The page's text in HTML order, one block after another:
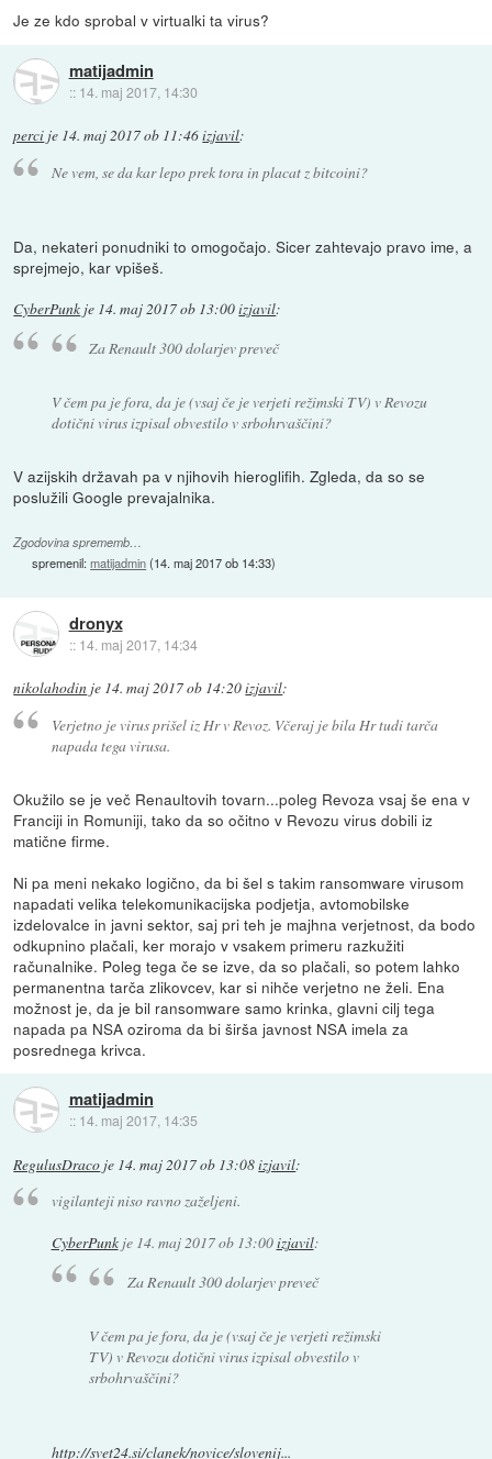
Je ze kdo sprobal v virtualki ta virus?
matijadmin
:: 14. maj 2017, 14:30
perci je 14. maj 2017 ob 11:46izjavil:
Ne vem, se da kar lepo prek tora in placat z bitcoini?
Da, nekateri ponudniki to omogočajo. Sicer zahtevajo pravo ime, a
sprejmejo, kar vpišeš.
CyberPunk je 14. maj 2017 ob 13:00izjavil:
Za Renault 300 dolarjev preveč
V čem pa je fora, da je (vsaj če je verjeti režimski TV) v Revozu
dotični virus izpisal obvestilo v srbohrvaščini?
V azijskih državah pa v njihovih hieroglifih. Zgleda, da so se
poslužili Google prevajalnika.
Zgodovina sprememb…
spremenil:matijadmin(14. maj 2017 ob 14:33)
dronyx
:: 14. maj 2017, 14:34
nikolahodin je 14. maj 2017 ob 14:20izjavil:
Verjetno je virus prišel iz Hr v Revoz. Včeraj je bila Hr tudi tarča
napada tega virusa.
Okužilo se je več Renaultovih tovarn...poleg Revoza vsaj še ena v
Franciji in Romuniji, tako da so očitno v Revozu virus dobili iz
matične firme.
Ni pa meni nekako logično, da bi šel s takim ransomware virusom
napadati velika telekomunikacijska podjetja, avtomobilske
izdelovalce in javni sektor, saj pri teh je majhna verjetnost, da bodo
odkupnino plačali, ker morajo v vsakem primeru razkužiti
računalnike. Poleg tega če se izve, da so plačali, so potem lahko
permanentna tarča zlikovcev, kar si nihče verjetno ne želi. Ena
možnost je, da je bil ransomware samo krinka, glavni cilj tega
napada pa NSA oziroma da bi širša javnost NSA imela za
posrednega krivca.
matijadmin
:: 14. maj 2017, 14:35
RegulusDraco je 14. maj 2017 ob 13:08izjavil:
vigilanteji niso ravno zaželjeni.
CyberPunkje 14. maj 2017 ob 13:00izjavil:
Za Renault 300 dolarjev preveč
V čem pa je fora, da je (vsaj če je verjeti režimski
TV) v Revozu dotični virus izpisal obvestilo v
srbohrvaščini?
http://svet24.si/clanek/novice/slovenij...